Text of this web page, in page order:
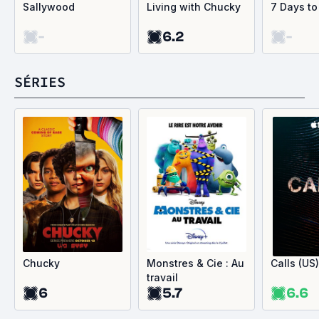
Sallywood
-
Living with Chucky
6.2
7 Days
-
SÉRIES
Chucky
6
Monstres & Cie : Au
travail
5.7
Calls (US)
6.6